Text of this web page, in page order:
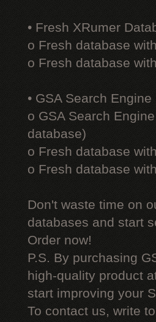
• Fresh XRumer
o Fresh database
o Fresh database
• GSA Search
o GSA Search
database)
o Fresh database
o Fresh database
Don't waste time on
databases and start
Order now!
P.S. By purchasing
high-quality product
start improving your
To contact us, write